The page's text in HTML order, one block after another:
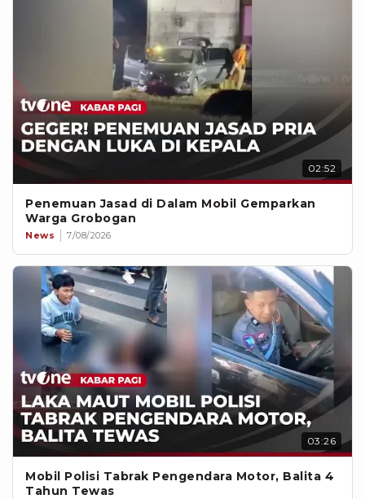
02:52
Penemuan Jasad di Dalam Mobil Gemparkan
Warga Grobogan
News 7/08/2026
03:26
Mobil Polisi Tabrak Pengendara Motor, Balita 4
Tahun Tewas